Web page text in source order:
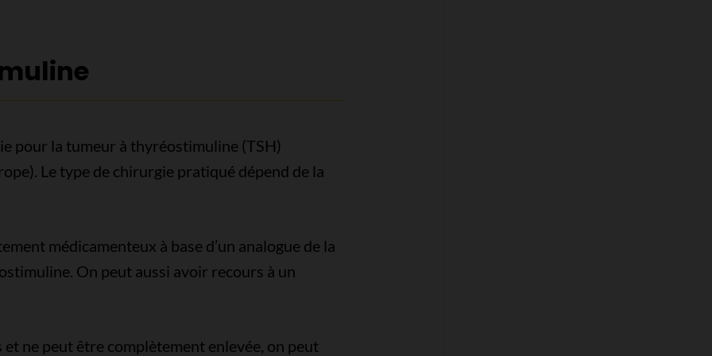
pour la tumeur à thyréostimuline (TSH)
Le type de chirurgie pratiqué dépend de la
médicamenteux à base d’un analogue de la
On peut aussi avoir recours à un
ne peut être complètement enlevée, on peut